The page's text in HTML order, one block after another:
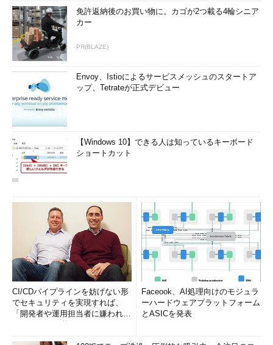
免許返納後のお買い物に。カゴが2つ載る4輪シニア
カー
PR(BLAZE)
Envoy、Istioによるサービスメッシュのスタートア
ップ、Tetrateが正式デビュー
【Windows 10】できる人は知っているキーボード
ショートカット
CI/CDパイプラインを妨げない形
でセキュリティを実現すれば、
「開発者や運用担当者に嫌われな
Faceook、AI処理向けのモジュラ
ーハードウェアプラットフォーム
とASICを発表